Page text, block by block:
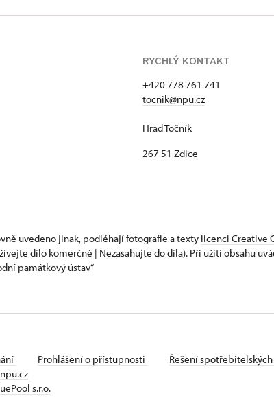
RYCHLÝ KONTAKT
+420 778 761 741
tocnik@npu.cz
Hrad Točník
267 51 Zdice
uvedeno jinak, podléhají fotografie a texty licenci Creative
dílo komerčně | Nezasahujte do díla). Při užití obsahu
památkový ústav“
Prohlášení o přístupnosti Řešení
s.r.o.